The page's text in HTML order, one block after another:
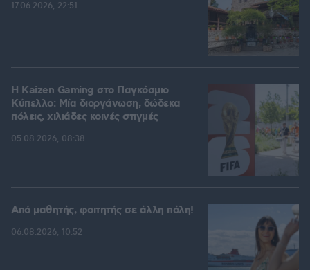
17.06.2026, 22:51
H Kaizen Gaming στο Παγκόσμιο
Kύπελλο: Μία διοργάνωση, δώδεκα
πόλεις, χιλιάδες κοινές στιγμές
05.08.2026, 08:38
Από μαθητής, φοιτητής σε άλλη πόλη!
06.08.2026, 10:52